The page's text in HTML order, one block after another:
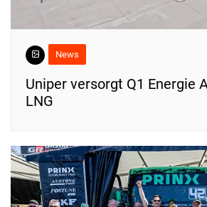
News
Uniper versorgt Q1 Energie
LNG